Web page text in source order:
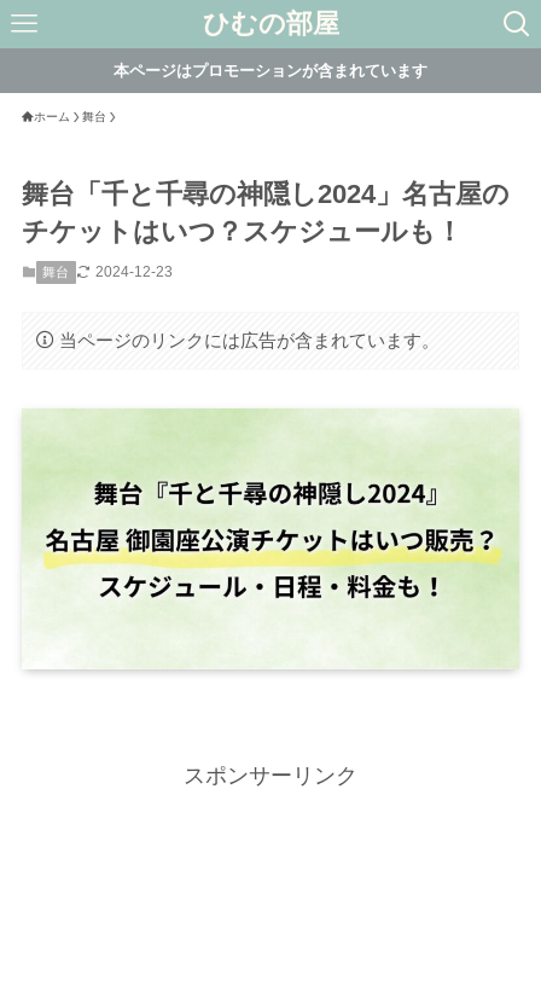
ひむの部屋
本ページはプロモーションが含まれています
ホーム 舞台
舞台「千と千尋の神隠し2024」名古屋の
チケットはいつ？スケジュールも！
舞台 2024-12-23
当ページのリンクには広告が含まれています。
スポンサーリンク